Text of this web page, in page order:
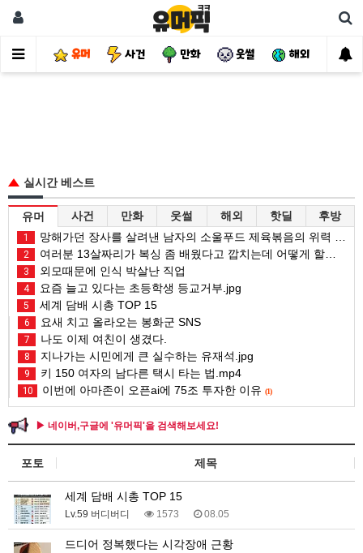
유머 사건 만화 웃썰 해외 핫
실시간 베스트
유머 사건 만화 웃썰 해외 핫딜 후방
1 망해가던 장사를 살려낸 남자의 소울푸드 제육볶음의 위력 ㅋㅋ
2 여러분 13살짜리가 복싱 좀 배웠다고 깝치는데 어떻게 할까요?
3 외모때문에 인식 박살난 직업
4 요즘 늘고 있다는 초등학생 등교거부.jpg
5 세계 담배 시총 TOP 15
6 요새 치고 올라오는 봉화군 SNS
7 나도 이제 여친이 생겼다.
8 지나가는 시민에게 큰 실수하는 유재석.jpg
9 키 150 여자의 남다른 택시 타는 법.mp4
10 이번에 아마존이 오픈ai에 75조 투자한 이유 (1)
▶ 네이버,구글에 '유머픽'을 검색해보세요!
포토 제목
세계 담배 시총 TOP 15
Lv.59 버디버디 1573 08.05
드디어 정복했다는 시각장애 근황